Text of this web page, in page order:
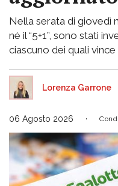
Nella serata di giovedì
né il “5+1”, sono stati
ciascuno dei quali vince
Lorenza Garrone
06 Agosto 2026